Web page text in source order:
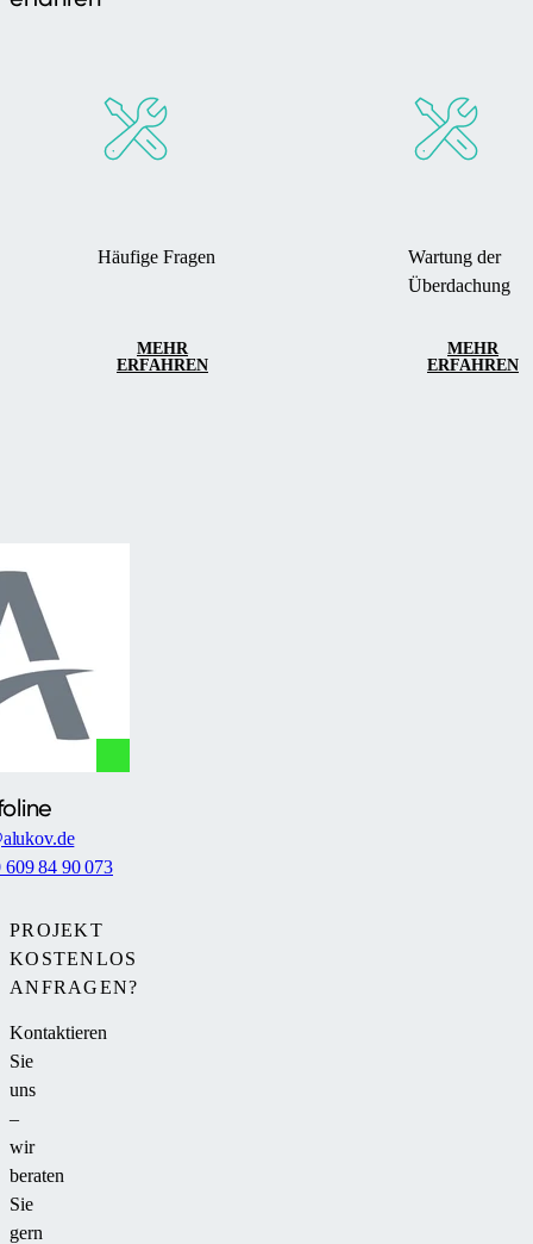
Häufige Fragen
MEHR
ERFAHREN
Wartung der
Überdachung
MEHR
ERFAHREN
PROJEKT
KOSTENLOS
ANFRAGEN?
Kontaktieren
Sie
uns
–
wir
beraten
Sie
gern
609 84 90 073